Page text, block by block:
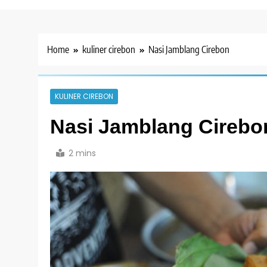
Home kuliner cirebon Nasi Jamblang Cirebon
KULINER CIREBON
Nasi Jamblang
2 mins